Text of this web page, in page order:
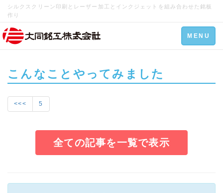
シルクスクリーン印刷とレーザー加工とインクジェットを組み合わせた銘板
作り
Toggle
navigation
MENU
こんなことやってみました
<<< 5
全ての記事を一覧で表示